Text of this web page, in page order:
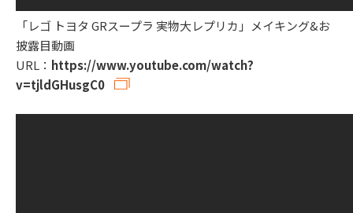
「レゴ トヨタ GRスープラ 実物大レプリカ」メイキング&お
披露目動画
URL： https://www.youtube.com/watch?
v=tjldGHusgC0